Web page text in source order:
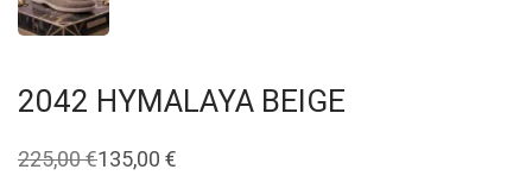
2042 HYMALAYA BEIGE
225,00€
El
135,00 €
El